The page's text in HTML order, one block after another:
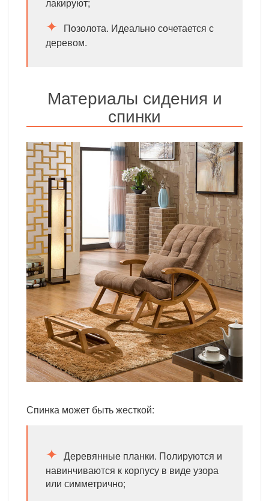
Позолота. Идеально сочетается с
деревом.
Материалы сидения и
спинки
Спинка может быть жесткой:
Деревянные планки. Полируются и
навинчиваются к корпусу в виде узора
или симметрично;